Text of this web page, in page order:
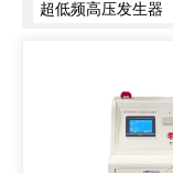
超低频高压发生器